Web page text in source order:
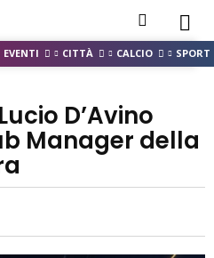
EVENTI CITTÀ CALCIO SPORT
D’Avino
Manager della